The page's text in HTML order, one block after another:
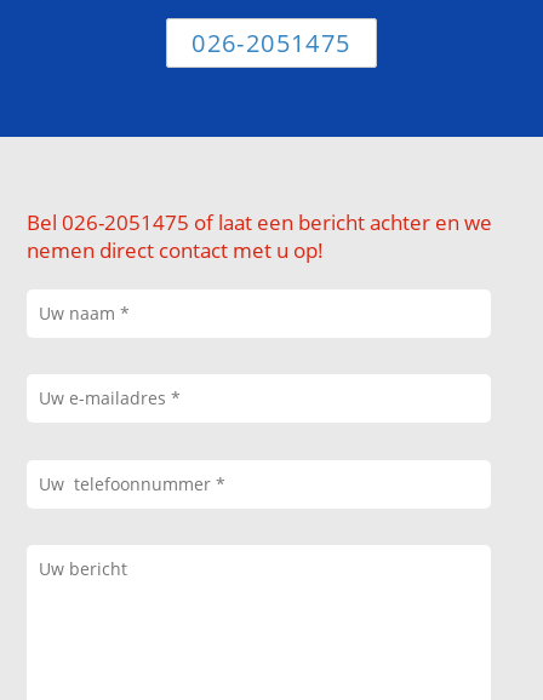
026-2051475
Bel 026-2051475 of laat een bericht achter en we
nemen direct contact met u op!